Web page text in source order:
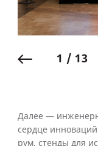
1 / 13
Далее —
сердце
рум, стенды для